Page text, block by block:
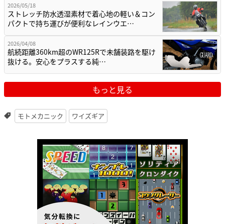
2026/05/18
ストレッチ防水透湿素材で着心地の軽い＆コン
パクトで持ち運びが便利なレインウエ…
2026/04/08
航続距離360km超のWR125Rで未舗装路を駆け
抜ける。安心をプラスする純…
もっと見る
モトメカニック ワイズギア